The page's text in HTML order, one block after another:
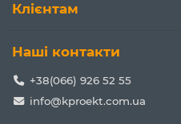
Клієнтам
Наші контакти
+38(066) 926 52 55
info@kproekt.com.ua